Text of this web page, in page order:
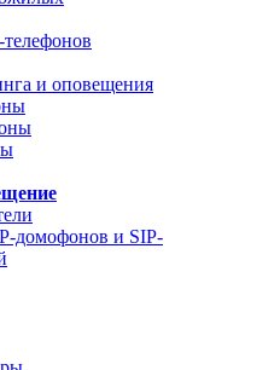
и оповещения
домофонов и SIP-